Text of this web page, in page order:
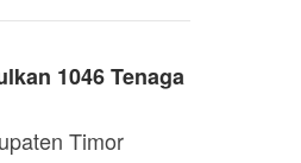
1046 Tenaga
Timor